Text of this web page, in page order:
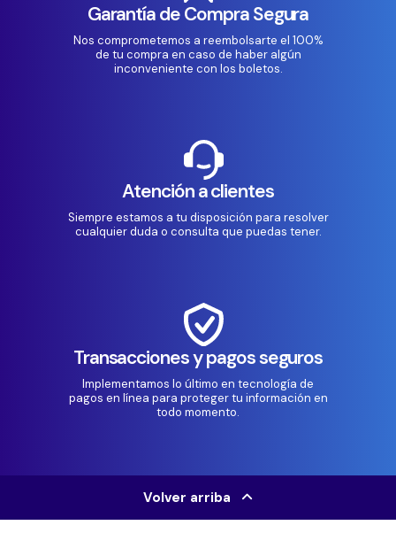
Garantía de Compra Segura
Nos comprometemos a reembolsarte el 100%
de tu compra en caso de haber algún
inconveniente con los boletos.
Atención a clientes
Siempre estamos a tu disposición para resolver
cualquier duda o consulta que puedas tener.
Transacciones y pagos seguros
Implementamos lo último en tecnología de
pagos en línea para proteger tu información en
todo momento.
Volver arriba